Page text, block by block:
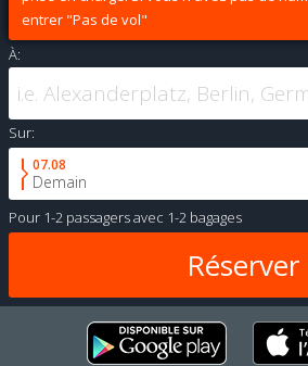
entrer "Pas de vol"
À:
Sur:
07.08
Demain
Pour 1-2 passagersavec 1-2 bagages